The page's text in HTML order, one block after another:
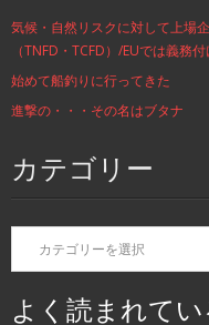
気候・自然リスクに対して上場
（TNFD・TCFD）/EUでは義務
始めて船釣りに行ってきた
進撃の・・・その名はブタナ
カテゴリー
カ
ゴ
リ
ー
よく読まれて